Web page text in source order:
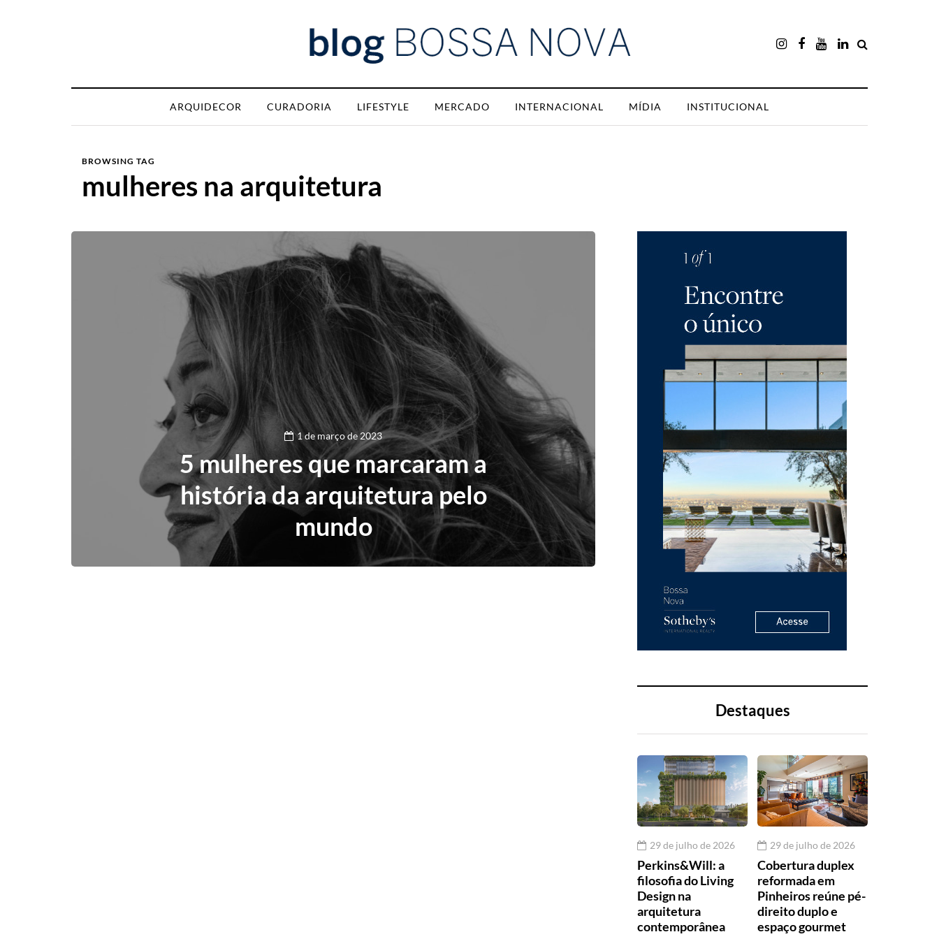
ARQUIDECOR CURADORIA LIFESTYLE MERCADO INTERNACIONAL MÍDIA INSTITUCIONAL
BROWSING TAG
mulheres na arquitetura
1 de março de 2023
5 mulheres que marcaram a
história da arquitetura pelo
mundo
Destaques
29 de julho de 2026
Perkins&Will: a
filosofia do Living
Design na
arquitetura
contemporânea
29 de julho de 2026
Cobertura duplex
reformada em
Pinheiros reúne pé-
direito duplo e
espaço gourmet